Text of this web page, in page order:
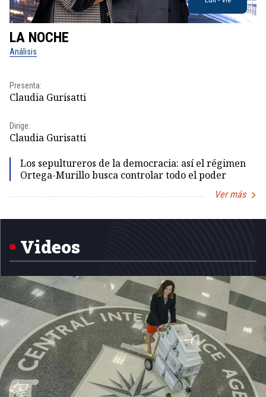
LA NOCHE
Análisis
Presenta:
Claudia Gurisatti
Dirige:
Claudia Gurisatti
Los sepultureros de la democracia: así el régimen
Ortega-Murillo busca controlar todo el poder
Ver más
1
Videos